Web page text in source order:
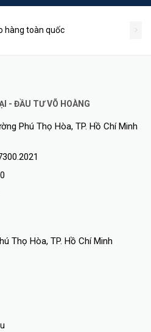
hàng toàn quốc
- ĐẦU TƯ VÕ HOÀNG
Phú Thọ Hòa, TP. Hồ Chí Minh
Thọ Hòa, TP. Hồ Chí Minh